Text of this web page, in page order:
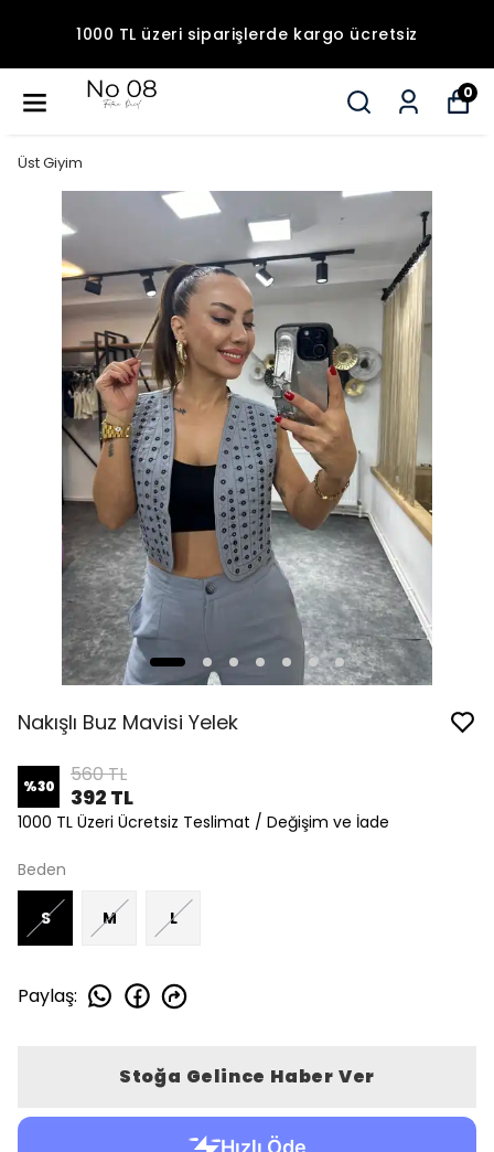
1000 TL üzeri siparişlerde kargo ücretsiz
0
Üst Giyim
Nakışlı Buz Mavisi Yelek
%30 560 TL
392 TL
1000 TL Üzeri Ücretsiz Teslimat / Değişim ve İade
Beden
S M L
Paylaş:
Stoğa Gelince Haber Ver